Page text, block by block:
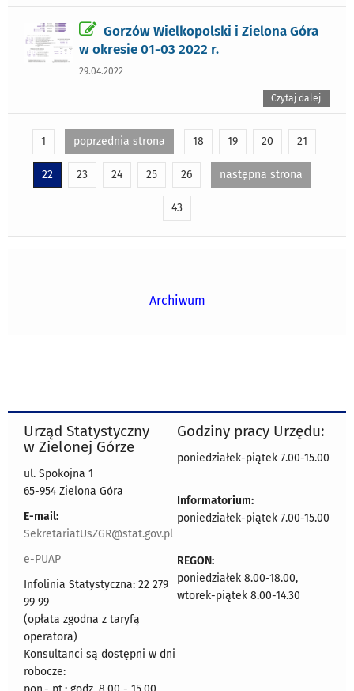
Gorzów Wielkopolski i Zielona Góra
w okresie 01-03 2022 r.
29.04.2022
Czytaj dalej
1 poprzednia strona 18 19 20 21
22 23 24 25 26 następna strona
43
Archiwum
Urząd Statystyczny
w Zielonej Górze
ul. Spokojna 1
65-954 Zielona Góra
E-mail:
SekretariatUsZGR@stat.gov.pl
e-PUAP
Infolinia Statystyczna: 22 279
99 99
(opłata zgodna z taryfą
operatora)
Konsultanci są dostępni w dni
robocze:
Godziny pracy Urzędu:
poniedziałek-piątek 7.00-15.00
Informatorium:
poniedziałek-piątek 7.00-15.00
REGON:
poniedziałek 8.00-18.00,
wtorek-piątek 8.00-14.30